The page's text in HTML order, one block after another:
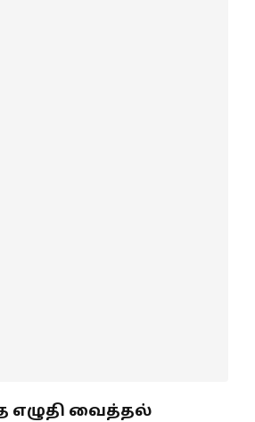
எழுதி வைத்தல்